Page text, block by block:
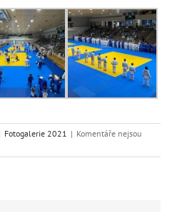
Fotogalerie 2021 | Komentáře nejsou